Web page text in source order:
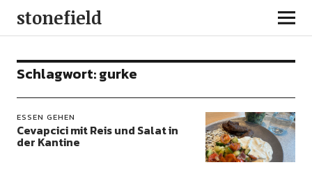
stonefield
Schlagwort:gurke
ESSEN GEHEN
Cevapcici mit Reis und Salat in
der Kantine